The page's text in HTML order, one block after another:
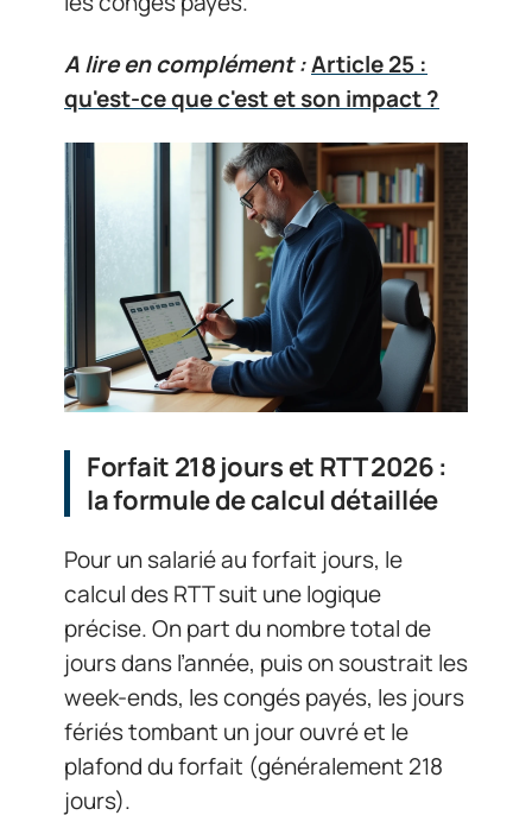
A lire en complément :Article 25 :
qu'est-ce que c'est et son impact ?
Forfait 218 jours et RTT 2026 :
la formule de calcul détaillée
Pour un salarié au forfait jours, le
calcul des RTT suit une logique
précise. On part du nombre total de
jours dans l’année, puis on soustrait les
week-ends, les congés payés, les jours
fériés tombant un jour ouvré et le
plafond du forfait (généralement 218
jours).